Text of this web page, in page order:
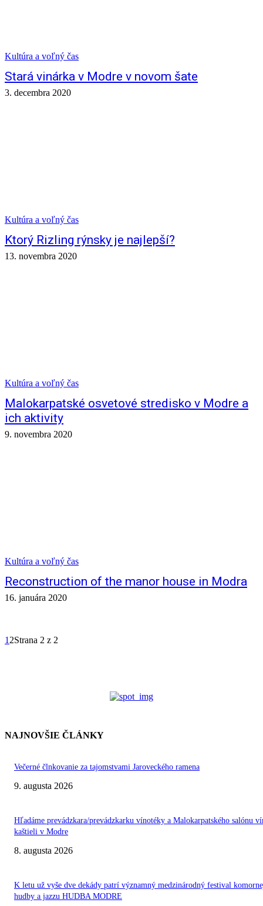
Kultúra a voľný čas
Stará vinárka v Modre v novom šate
3. decembra 2020
Kultúra a voľný čas
Ktorý Rizling rýnsky je najlepší?
13. novembra 2020
Kultúra a voľný čas
Malokarpatské osvetové stredisko v Modre a
ich aktivity
9. novembra 2020
Kultúra a voľný čas
Reconstruction of the manor house in Modra
16. januára 2020
1 2Strana 2 z 2
NAJNOVŠIE ČLÁNKY
Večerné člnkovanie za tajomstvami Jaroveckého ramena
9. augusta 2026
Hľadáme prevádzkara/prevádzkarku vínotéky a Malokarpatského salónu
kaštieli v Modre
8. augusta 2026
K letu už vyše dve dekády patrí významný medzinárodný festival
hudby a jazzu HUDBA MODRE